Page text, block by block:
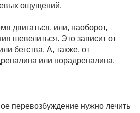
ощущений.
двигаться, или, наоборот,
шевелиться. Это зависит от
бегства. А, также, от
или норадреналина.
перевозбуждение нужно лечить